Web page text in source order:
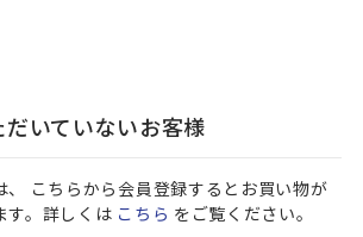
いていないお客様
、 こちらから会員登録するとお買い物が
す。詳しくは こちら をご覧ください。